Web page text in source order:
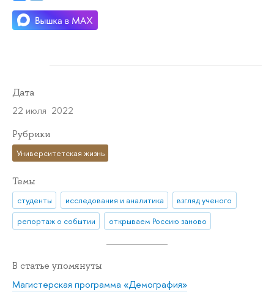
Дата
22 июля 2022
Рубрики
Университетская жизнь
Темы
студенты исследования и аналитика
взгляд ученого
репортаж о событии
открываем Россию заново
В статье упомянуты
Магистерская программа «Демография»